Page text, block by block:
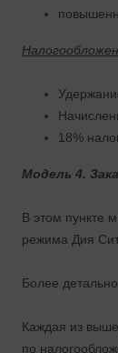
18%
Модель 4.
В этом пункте
режима Дия
Более
Каждая из
по